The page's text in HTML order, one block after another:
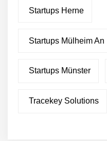
Startups Herne
Startups Mülheim
Startups Münster
Tracekey Solutions